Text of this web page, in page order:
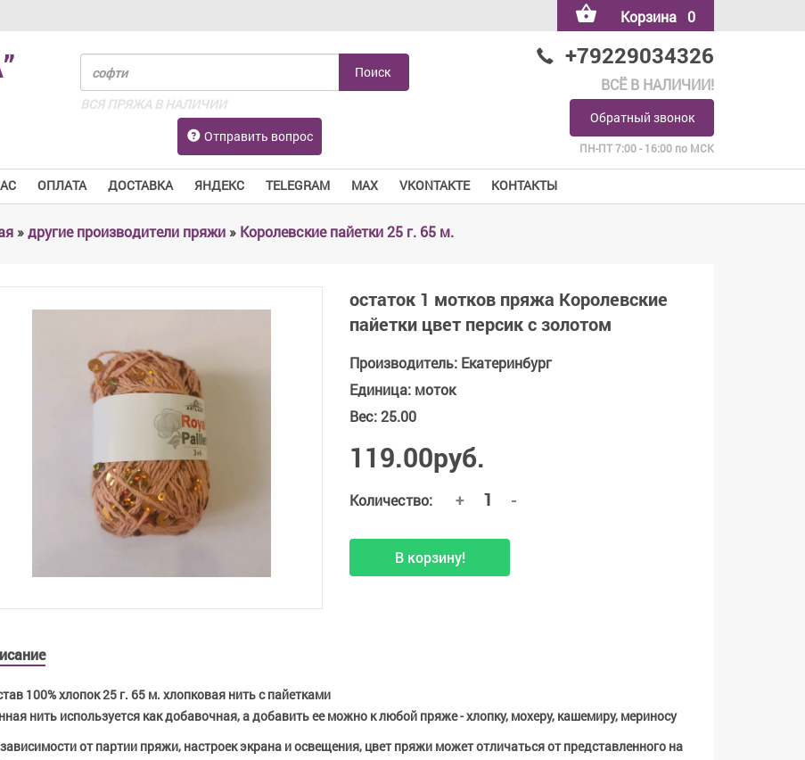
Корзина 0
ВСЯ ПРЯЖА В НАЛИЧИИ
Отправить вопрос
+79229034326
ВСЁ В НАЛИЧИИ!
Обратный звонок
ПН-ПТ 7:00 - 16:00 по МСК
ОПЛАТА ДОСТАВКА ЯНДЕКС TELEGRAM MAX VKONTAKTE КОНТАКТЫ
» другие производители пряжи » Королевские пайетки 25 г. 65 м.
остаток 1 мотков пряжа Королевские
пайетки цвет персик с золотом
Производитель: Екатеринбург
Единица: моток
Вес: 25.00
119.00руб.
Количество: + -
В корзину!
100% хлопок 25 г. 65 м. хлопковая нить с пайетками
нить используется как добавочная, а добавить ее можно к любой пряже - хлопку, мохеру, кашемиру, мериносу
от партии пряжи, настроек экрана и освещения, цвет пряжи может отличаться от представленного на